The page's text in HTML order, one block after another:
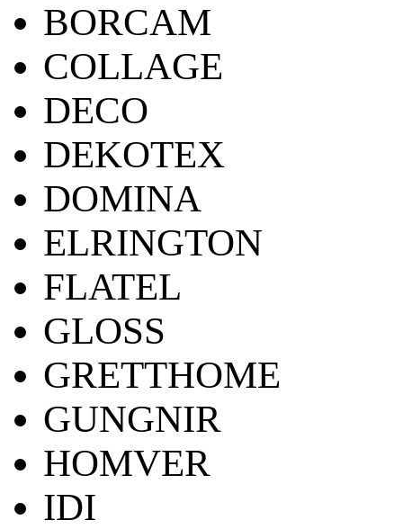
BORCAM
COLLAGE
DECO
DEKOTEX
DOMINA
ELRINGTON
FLATEL
GLOSS
GRETTHOME
GUNGNIR
HOMVER
IDI